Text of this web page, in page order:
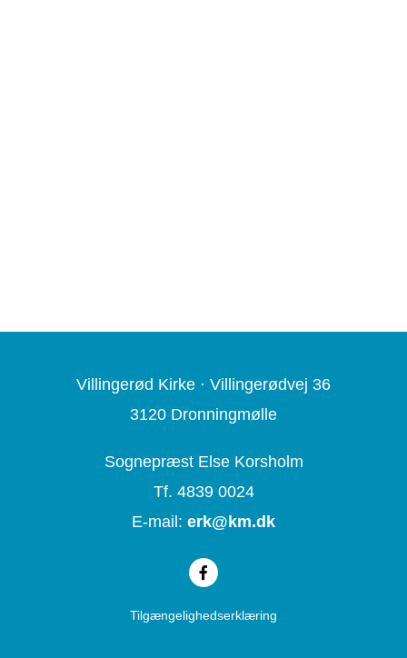
Villingerød Kirke · Villingerødvej 36
3120 Dronningmølle
Sognepræst Else Korsholm
Tf. 4839 0024
E-mail: erk@ km.dk
Tilgængelighedserklæring